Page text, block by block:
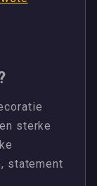
sterke
statement